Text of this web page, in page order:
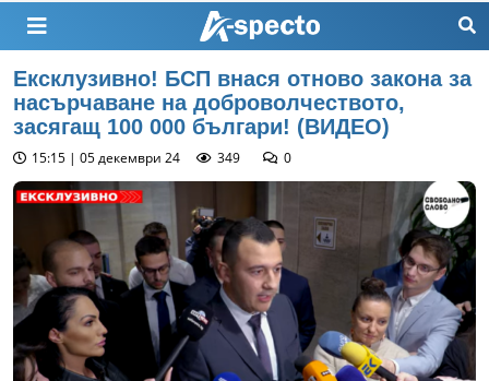
Ексклузивно! БСП внася отново закона за
насърчаване на доброволчеството,
засягащ 100 000 българи! (ВИДЕО)
15:15 | 05 декември 24 349 0